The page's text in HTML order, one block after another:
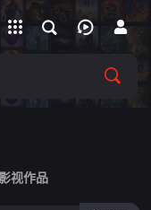
动漫 短剧
立即登录
视作品